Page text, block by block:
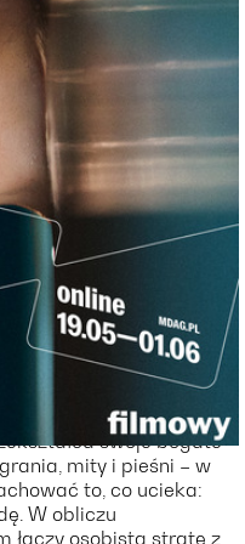
i utracie tego,
islandzki
swoje bogate
mity i pieśni – w
to, co ucieka:
W obliczu
łączy osobistą stratę z